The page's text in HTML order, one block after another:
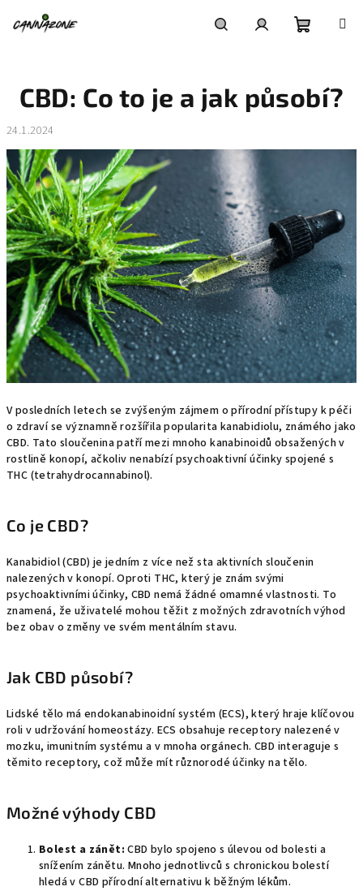
košík
CBD: Co to je a jak působí?
24.1.2024
V posledních letech se zvýšeným zájmem o přírodní přístupy k péči
o zdraví se významně rozšířila popularita kanabidiolu, známého jako
CBD. Tato sloučenina patří mezi mnoho kanabinoidů obsažených v
rostlině konopí, ačkoliv nenabízí psychoaktivní účinky spojené s
THC (tetrahydrocannabinol).
Co je CBD?
Kanabidiol (CBD) je jedním z více než sta aktivních sloučenin
nalezených v konopí. Oproti THC, který je znám svými
psychoaktivními účinky, CBD nemá žádné omamné vlastnosti. To
znamená, že uživatelé mohou těžit z možných zdravotních výhod
bez obav o změny ve svém mentálním stavu.
Jak CBD působí?
Lidské tělo má endokanabinoidní systém (ECS), který hraje klíčovou
roli v udržování homeostázy. ECS obsahuje receptory nalezené v
mozku, imunitním systému a v mnoha orgánech. CBD interaguje s
těmito receptory, což může mít různorodé účinky na tělo.
Možné výhody CBD
Bolest a zánět: CBD bylo spojeno s úlevou od bolesti a
snížením zánětu. Mnoho jednotlivců s chronickou bolestí
hledá v CBD přírodní alternativu k běžným lékům.